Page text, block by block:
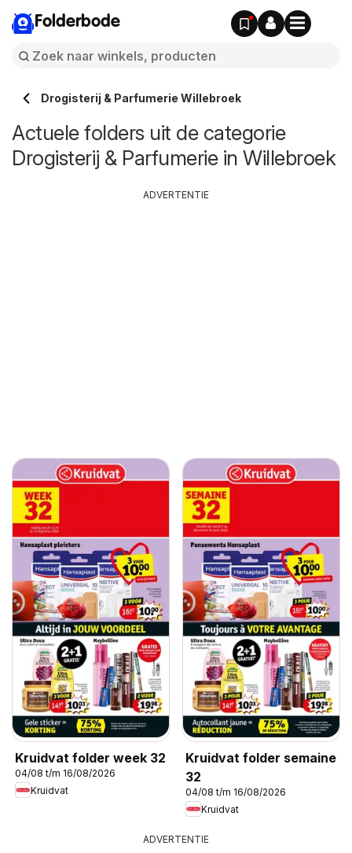
Folderbode
Drogisterij & Parfumerie Willebroek
Actuele folders uit de categorie
Drogisterij & Parfumerie in Willebroek
Kruidvat folder week 32
04/08 t/m 16/08/2026
Kruidvat
Kruidvat folder semaine
32
04/08 t/m 16/08/2026
Kruidvat
ADVERTENTIE
ADVERTENTIE